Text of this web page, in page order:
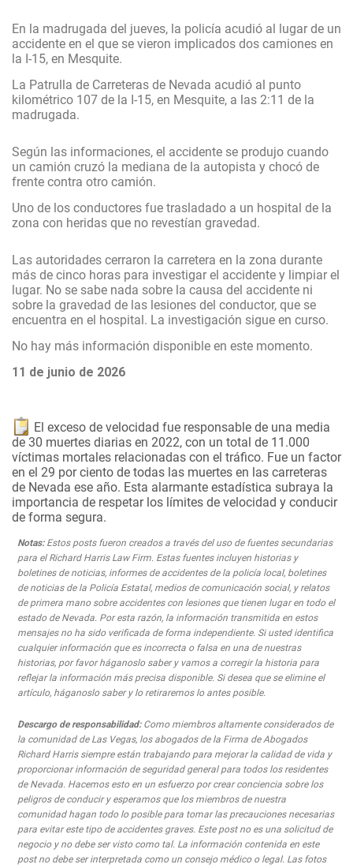
En la madrugada del jueves, la policía acudió al lugar de un
accidente en el que se vieron implicados dos camiones en
la I-15, en Mesquite.
La Patrulla de Carreteras de Nevada acudió al punto
kilométrico 107 de la I-15, en Mesquite, a las 2:11 de la
madrugada.
Según las informaciones, el accidente se produjo cuando
un camión cruzó la mediana de la autopista y chocó de
frente contra otro camión.
Uno de los conductores fue trasladado a un hospital de la
zona con heridas que no revestían gravedad.
Las autoridades cerraron la carretera en la zona durante
más de cinco horas para investigar el accidente y limpiar el
lugar. No se sabe nada sobre la causa del accidente ni
sobre la gravedad de las lesiones del conductor, que se
encuentra en el hospital. La investigación sigue en curso.
No hay más información disponible en este momento.
11 de junio de 2026
El exceso de velocidad fue responsable de una media
de 30 muertes diarias en 2022, con un total de 11.000
víctimas mortales relacionadas con el tráfico. Fue un factor
en el 29 por ciento de todas las muertes en las carreteras
de Nevada ese año. Esta alarmante estadística subraya la
importancia de respetar los límites de velocidad y conducir
de forma segura.
Notas:Estos posts fueron creados a través del uso de fuentes secundarias
para el Richard Harris Law Firm. Estas fuentes incluyen historias y
boletines de noticias, informes de accidentes de la policía local, boletines
de noticias de la Policía Estatal, medios de comunicación social, y relatos
de primera mano sobre accidentes con lesiones que tienen lugar en todo el
estado de Nevada. Por esta razón, la información transmitida en estos
mensajes no ha sido verificada de forma independiente. Si usted identifica
cualquier información que es incorrecta o falsa en una de nuestras
historias, por favor háganoslo saber y vamos a corregir la historia para
reflejar la información más precisa disponible. Si desea que se elimine el
artículo, háganoslo saber y lo retiraremos lo antes posible.
Descargo de responsabilidad:Como miembros altamente considerados de
la comunidad de Las Vegas, los abogados de la Firma de Abogados
Richard Harris siempre están trabajando para mejorar la calidad de vida y
proporcionar información de seguridad general para todos los residentes
de Nevada. Hacemos esto en un esfuerzo por crear conciencia sobre los
peligros de conducir y esperamos que los miembros de nuestra
comunidad hagan todo lo posible para tomar las precauciones necesarias
para evitar este tipo de accidentes graves. Este post no es una solicitud de
negocio y no debe ser visto como tal. La información contenida en este
post no debe ser interpretada como un consejo médico o legal. Las fotos